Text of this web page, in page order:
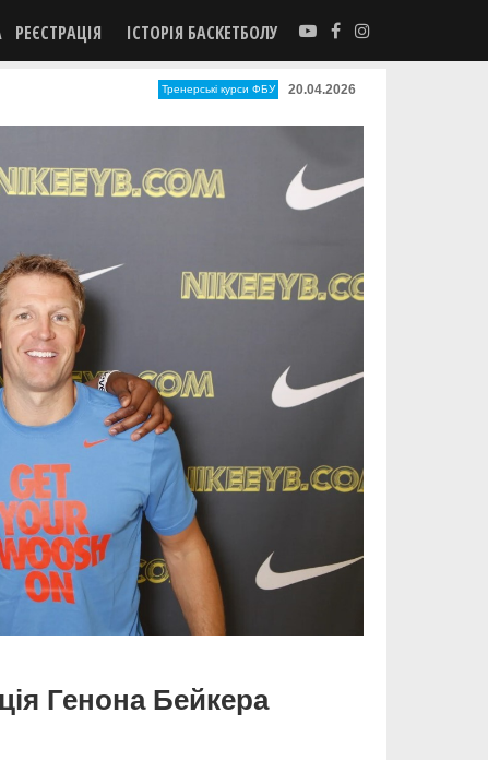
РЕЄСТРАЦІЯ ІСТОРІЯ БАСКЕТБОЛУ
Тренерські курси ФБУ 20.04.2026
Генона Бейкера